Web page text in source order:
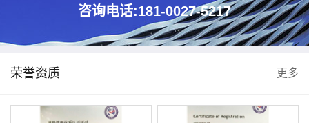
咨询电话:181-0027-5217
荣誉资质 更多